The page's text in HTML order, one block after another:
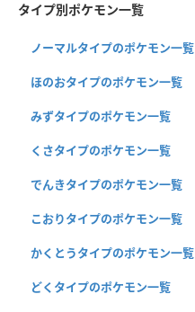
タイプ別ポケモン一覧
ノーマルタイプのポケモン一覧
ほのおタイプのポケモン一覧
みずタイプのポケモン一覧
くさタイプのポケモン一覧
でんきタイプのポケモン一覧
こおりタイプのポケモン一覧
かくとうタイプのポケモン一覧
どくタイプのポケモン一覧